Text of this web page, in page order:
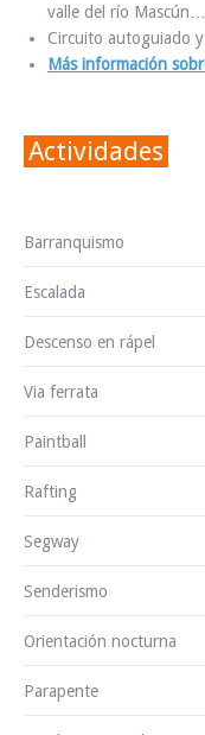
valle del río Mascún…
Circuito autoguiado
Más información
Actividades
Barranquismo
Escalada
Descenso en rápel
Via ferrata
Paintball
Rafting
Segway
Senderismo
Orientación nocturna
Parapente